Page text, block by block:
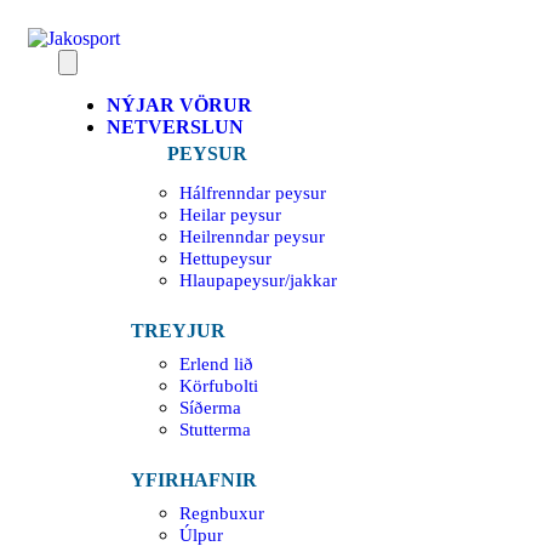
NÝJAR VÖRUR
NETVERSLUN
PEYSUR
Hálfrenndar peysur
Heilar peysur
Heilrenndar peysur
Hettupeysur
Hlaupapeysur/jakkar
TREYJUR
Erlend lið
Körfubolti
Síðerma
Stutterma
YFIRHAFNIR
Regnbuxur
Úlpur